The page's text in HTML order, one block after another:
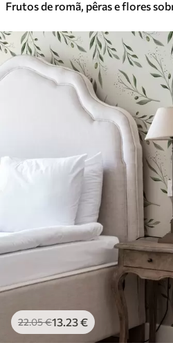
Vinil Premium
65.0039.00€/m²
22.05€13.23€